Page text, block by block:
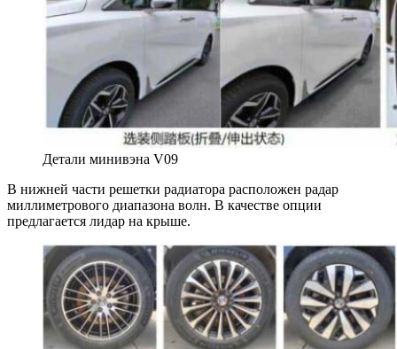
Детали минивэна V09
В нижней части решетки радиатора расположен радар
миллиметрового диапазона волн. В качестве опции
предлагается лидар на крыше.